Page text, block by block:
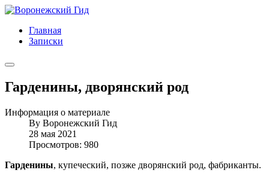
Главная
Записки
Гарденины, дворянский род
Информация о материале
By Воронежский Гид
28 мая 2021
Просмотров: 980
Гарденины, купеческий, позже дворянский род, фабриканты.